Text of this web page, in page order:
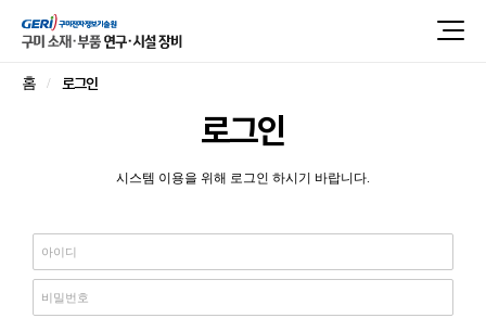
홈 로그인
로그인
시스템 이용을 위해 로그인 하시기 바랍니다.